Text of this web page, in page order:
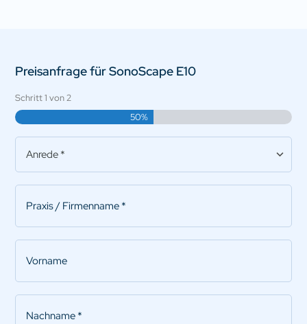
Preisanfrage für SonoScape E10
Schritt1 von2
50%
Anrede
Praxis/Firmenname
Vorname
Nachname